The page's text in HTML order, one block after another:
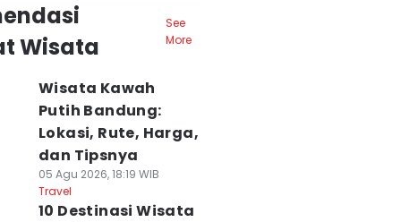
Wisata
See
More
Wisata Kawah
Putih Bandung:
Lokasi, Rute, Harga,
dan Tipsnya
05 Agu 2026, 18:19 WIB
Travel
10 Destinasi Wisata